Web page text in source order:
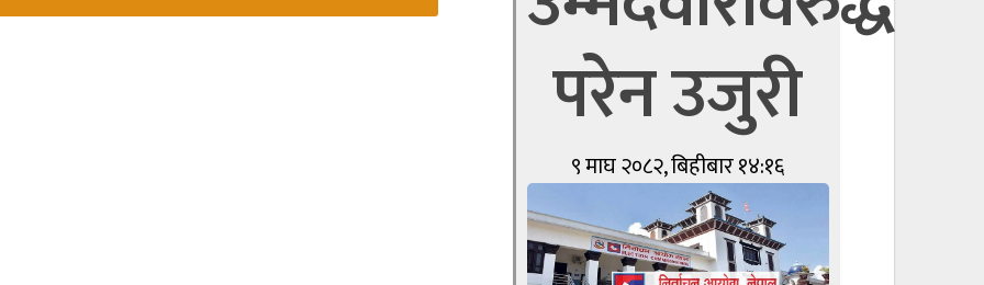
परेन उजुरी
९ माघ २०८२, बिहीबार १४:१६